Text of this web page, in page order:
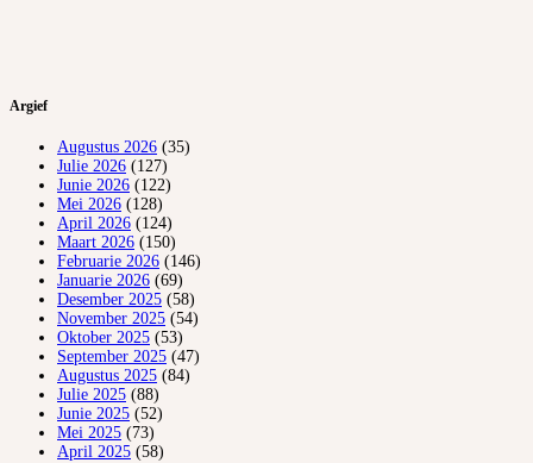
Argief
Augustus 2026 (35)
Julie 2026 (127)
Junie 2026 (122)
Mei 2026 (128)
April 2026 (124)
Maart 2026 (150)
Februarie 2026 (146)
Januarie 2026 (69)
Desember 2025 (58)
November 2025 (54)
Oktober 2025 (53)
September 2025 (47)
Augustus 2025 (84)
Julie 2025 (88)
Junie 2025 (52)
Mei 2025 (73)
April 2025 (58)